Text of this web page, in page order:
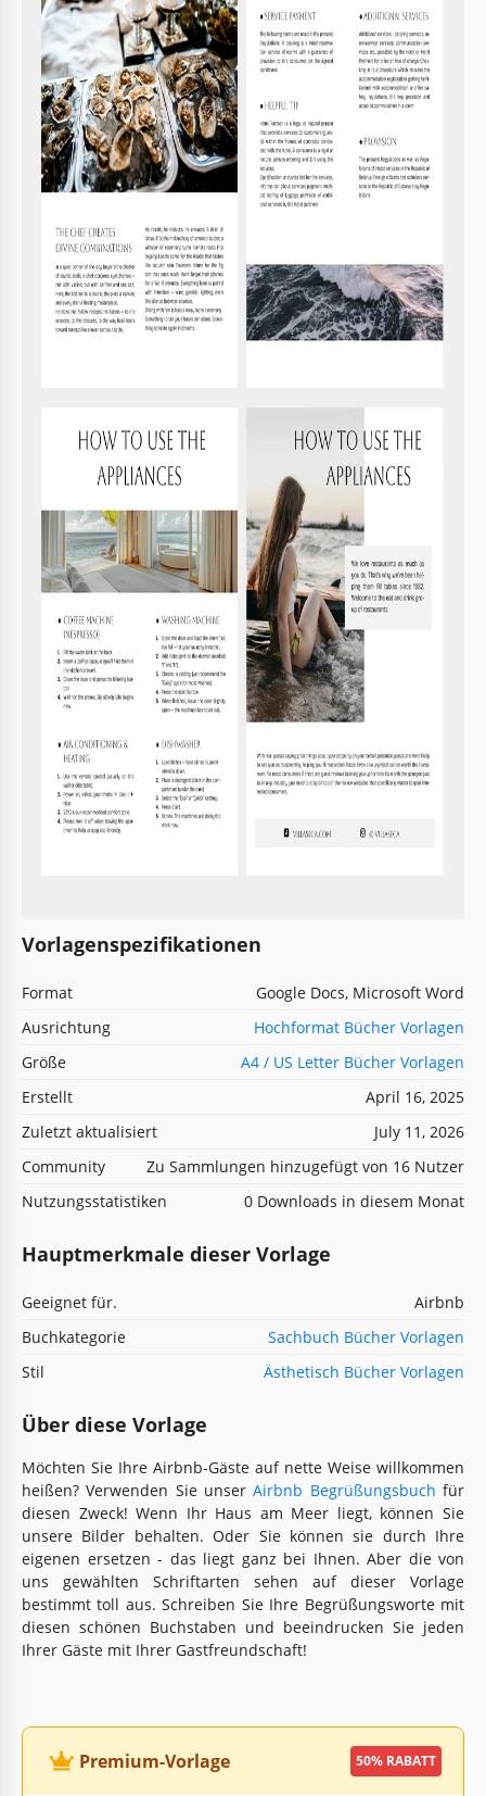
Vorlagenspezifikationen
Format
Google Docs, Microsoft Word
Ausrichtung
Hochformat Bücher Vorlagen
Größe
A4 / US Letter Bücher Vorlagen
Erstellt
April 16, 2025
Zuletzt aktualisiert
July 11, 2026
Community
Zu Sammlungen hinzugefügt von 16 Nutzer
Nutzungsstatistiken
0 Downloads in diesem Monat
Hauptmerkmale dieser Vorlage
Geeignet für.
Airbnb
Buchkategorie
Sachbuch Bücher Vorlagen
Stil
Ästhetisch Bücher Vorlagen
Über diese Vorlage
Möchten Sie Ihre Airbnb-Gäste auf nette Weise willkommen
heißen? Verwenden Sie unserAirbnb Begrüßungsbuch für
diesen Zweck! Wenn Ihr Haus am Meer liegt, können Sie
unsere Bilder behalten. Oder Sie können sie durch Ihre
eigenen ersetzen - das liegt ganz bei Ihnen. Aber die von
uns gewählten Schriftarten sehen auf dieser Vorlage
bestimmt toll aus. Schreiben Sie Ihre Begrüßungsworte mit
diesen schönen Buchstaben und beeindrucken Sie jeden
Ihrer Gäste mit Ihrer Gastfreundschaft!
Premium-Vorlage 50% RABATT